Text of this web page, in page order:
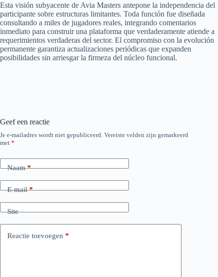
Esta visión subyacente de Avia Masters antepone la independencia del
participante sobre estructuras limitantes. Toda función fue diseñada
consultando a miles de jugadores reales, integrando comentarios
inmediato para construir una plataforma que verdaderamente atiende a
requerimientos verdaderas del sector. El compromiso con la evolución
permanente garantiza actualizaciones periódicas que expanden
posibilidades sin arriesgar la firmeza del núcleo funcional.
Geef een reactie
Je e-mailadres wordt niet gepubliceerd. Vereiste velden zijn gemarkeerd
met *
Naam*
E-mail*
Site
Reactie toevoegen *